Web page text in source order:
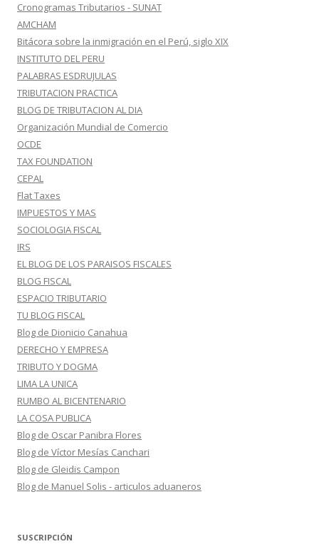
Cronogramas Tributarios - SUNAT
AMCHAM
Bitácora sobre la inmigración en el Perú, siglo XIX
INSTITUTO DEL PERU
PALABRAS ESDRUJULAS
TRIBUTACION PRACTICA
BLOG DE TRIBUTACION AL DIA
Organización Mundial de Comercio
OCDE
TAX FOUNDATION
CEPAL
Flat Taxes
IMPUESTOS Y MAS
SOCIOLOGIA FISCAL
IRS
EL BLOG DE LOS PARAISOS FISCALES
BLOG FISCAL
ESPACIO TRIBUTARIO
TU BLOG FISCAL
Blog de Dionicio Canahua
DERECHO Y EMPRESA
TRIBUTO Y DOGMA
LIMA LA UNICA
RUMBO AL BICENTENARIO
LA COSA PUBLICA
Blog de Oscar Panibra Flores
Blog de Víctor Mesías Canchari
Blog de Gleidis Campon
Blog de Manuel Solis - articulos aduaneros
SUSCRIPCIÓN